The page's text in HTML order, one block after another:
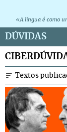
«A língua é como
DÚVIDAS
Textos